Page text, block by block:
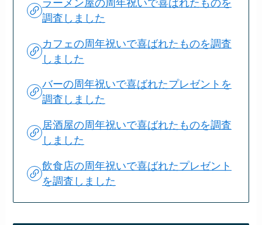
ラーメン屋の周年祝いで喜ばれたものを
調査しました
カフェの周年祝いで喜ばれたものを調査
しました
バーの周年祝いで喜ばれたプレゼントを
調査しました
居酒屋の周年祝いで喜ばれたものを調査
しました
飲食店の周年祝いで喜ばれたプレゼント
を調査しました